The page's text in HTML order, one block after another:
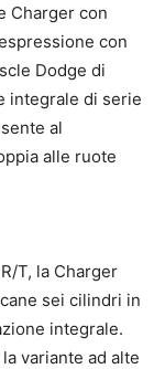
Charger con
con
Dodge di
integrale di serie
al
alle ruote
T, la Charger
sei cilindri in
integrale.
variante ad alte